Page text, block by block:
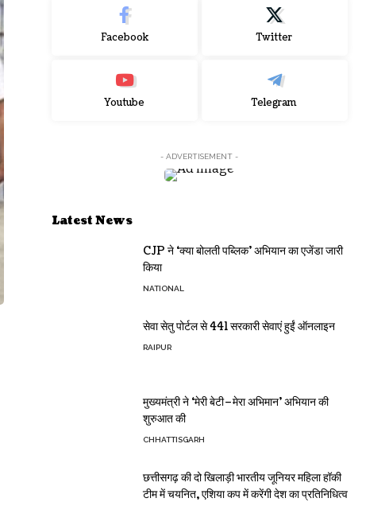
Facebook Twitter
Youtube Telegram
- ADVERTISEMENT -
Latest News
CJP ने ‘क्या बोलती पब्लिक’ अभियान का एजेंडा जारी
किया
NATIONAL
सेवा सेतु पोर्टल से 441 सरकारी सेवाएं हुईं ऑनलाइन
RAIPUR
मुख्यमंत्री ने ‘मेरी बेटी–मेरा अभिमान’ अभियान की
शुरुआत की
CHHATTISGARH
छत्तीसगढ़ की दो खिलाड़ी भारतीय जूनियर महिला हॉकी
टीम में चयनित, एशिया कप में करेंगी देश का प्रतिनिधित्व